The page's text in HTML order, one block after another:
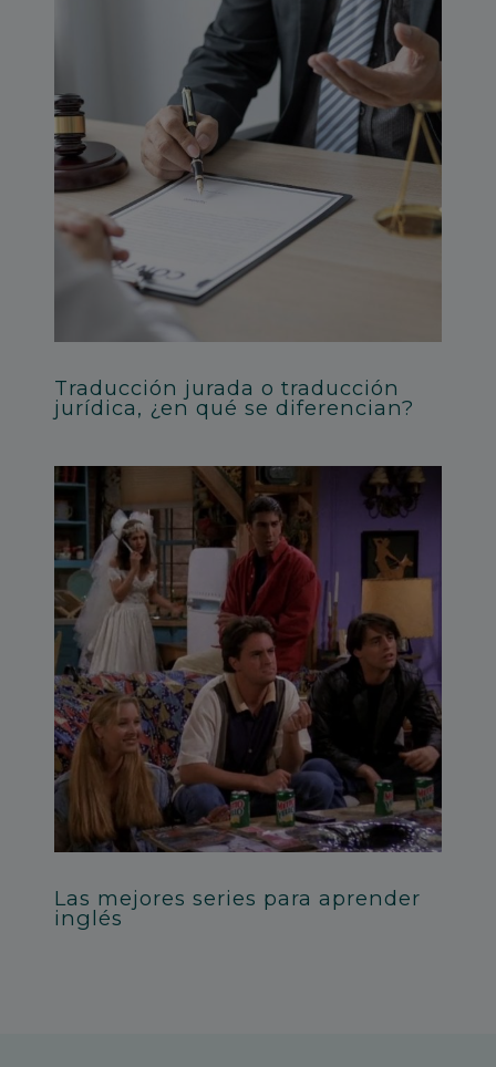
Traducción jurada o traducción
jurídica, ¿en qué se diferencian?
Las mejores series para aprender
inglés